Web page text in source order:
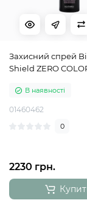
Захисний спрей
Shield ZERO
В наявності
01460462
0
2230 грн.